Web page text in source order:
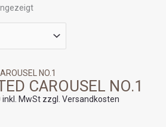
CAROUSEL NO.1
Preisspanne:
€54.00
bis
inkl. MwSt zzgl. Versandkosten